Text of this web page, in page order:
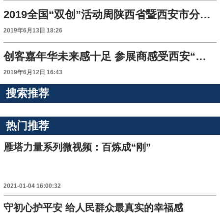
2019全国“双创”活动周陕西省暨西安市分会场打造“双创”升级版
2019年6月13日 18:26
创客嘉年华未来感十足 参展商感受西安“双创”浓郁氛围
2019年6月12日 16:43
搜索推荐
热门推荐
雁塔力量系列微视频：百炼成“刚”
2021-01-04 16:00:32
守初心护平安 给人民群众最真实的幸福感